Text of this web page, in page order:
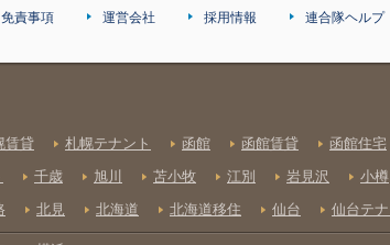
免責事項 運営会社 採用情報 連合隊ヘルプ